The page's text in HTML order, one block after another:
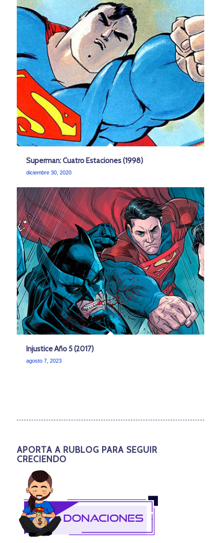
Superman: Cuatro Estaciones (1998)
diciembre 30, 2020
Injustice Año 5 (2017)
agosto 7, 2023
APORTA A RUBLOG PARA SEGUIR
CRECIENDO